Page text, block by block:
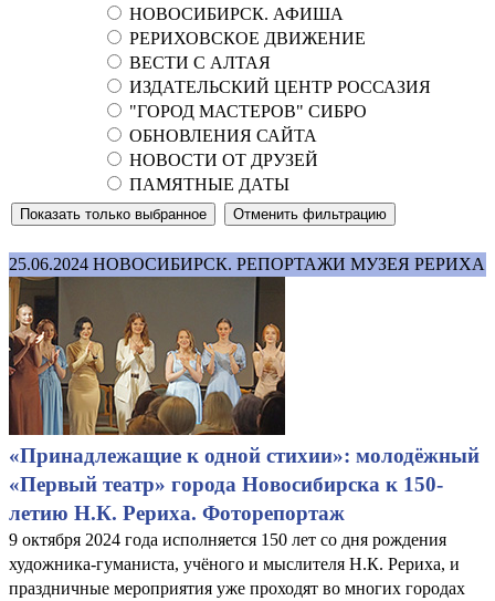
НОВОСИБИРСК. АФИША
РЕРИХОВСКОЕ ДВИЖЕНИЕ
ВЕСТИ С АЛТАЯ
ИЗДАТЕЛЬСКИЙ ЦЕНТР РОССАЗИЯ
"ГОРОД МАСТЕРОВ" СИБРО
ОБНОВЛЕНИЯ САЙТА
НОВОСТИ ОТ ДРУЗЕЙ
ПАМЯТНЫЕ ДАТЫ
25.06.2024 НОВОСИБИРСК. РЕПОРТАЖИ МУЗЕЯ РЕРИХА
«Принадлежащие к одной стихии»: молодёжный
«Первый театр» города Новосибирска к 150-
летию Н.К. Рериха. Фоторепортаж
9 октября 2024 года исполняется 150 лет со дня рождения
художника-гуманиста, учёного и мыслителя Н.К. Рериха, и
праздничные мероприятия уже проходят во многих городах